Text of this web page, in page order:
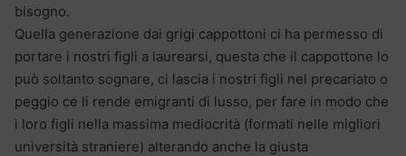
bisogno.
Quella generazione dai grigi cappottoni ci ha permesso di
portare i nostri figli a laurearsi, questa che il cappottone lo
può soltanto sognare, ci lascia i nostri figli nel precariato o
peggio ce li rende emigranti di lusso, per fare in modo che
i loro figli nella massima mediocrità (formati nelle migliori
università straniere) alterando anche la giusta